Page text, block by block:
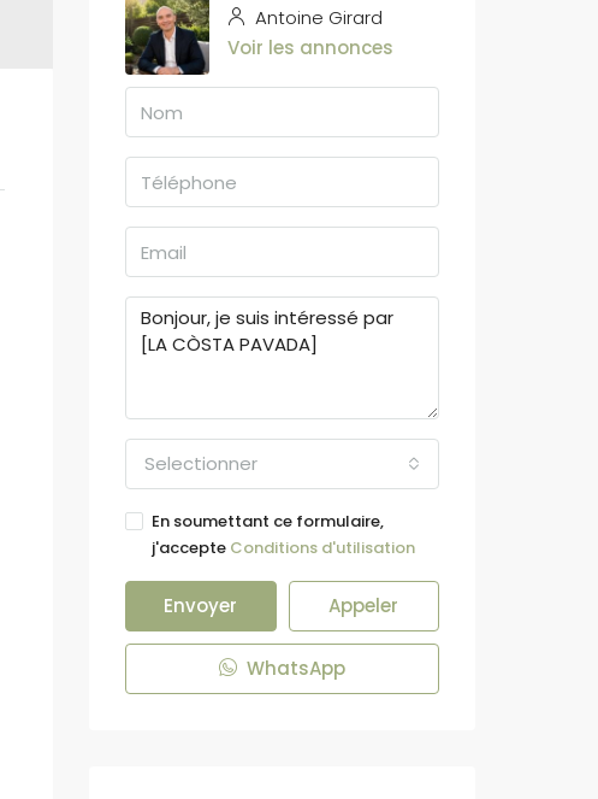
Antoine Girard
Voir les annonces
Selectionner
En soumettant ce formulaire,
j'accepte Conditions d'utilisation
Envoyer Appeler
WhatsApp